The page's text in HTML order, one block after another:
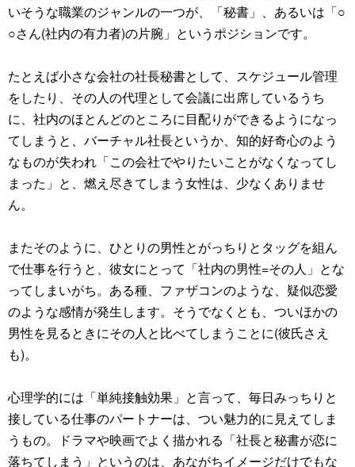
いそうな職業のジャンルの一つが、「秘書」、あるいは「○
○さん(社内の有力者)の片腕」というポジションです。
たとえば小さな会社の社長秘書として、スケジュール管理
をしたり、その人の代理として会議に出席しているうち
に、社内のほとんどのところに目配りができるようになっ
てしまうと、バーチャル社長というか、知的好奇心のよう
なものが失われ「この会社でやりたいことがなくなってし
まった」と、燃え尽きてしまう女性は、少なくありませ
ん。
またそのように、ひとりの男性とがっちりとタッグを組ん
で仕事を行うと、彼女にとって「社内の男性=その人」とな
ってしまいがち。ある種、ファザコンのような、疑似恋愛
のような感情が発生します。そうでなくとも、ついほかの
男性を見るときにその人と比べてしまうことに(彼氏さえ
も)。
心理学的には「単純接触効果」と言って、毎日みっちりと
接している仕事のパートナーは、つい魅力的に見えてしま
うもの。ドラマや映画でよく描かれる「社長と秘書が恋に
落ちてしまう」というのは、あながちイメージだけでもな